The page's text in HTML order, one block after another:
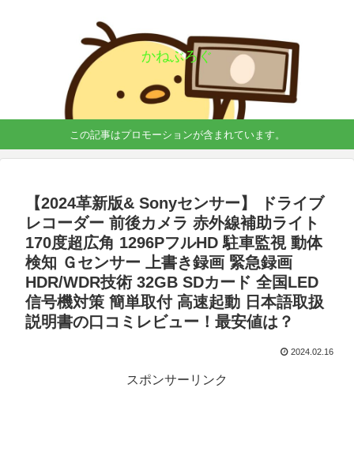
かねぶろぐ
この記事はプロモーションが含まれています。
【2024革新版& Sonyセンサー】 ドライブ
レコーダー 前後カメラ 赤外線補助ライト
170度超広角 1296PフルHD 駐車監視 動体
検知 Ｇセンサー 上書き録画 緊急録画
HDR/WDR技術 32GB SDカード 全国LED
信号機対策 簡単取付 高速起動 日本語取扱
説明書の口コミレビュー！最安値は？
2024.02.16
スポンサーリンク